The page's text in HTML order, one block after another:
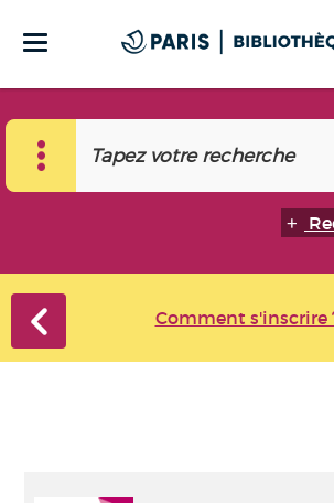
Comment s'inscrire